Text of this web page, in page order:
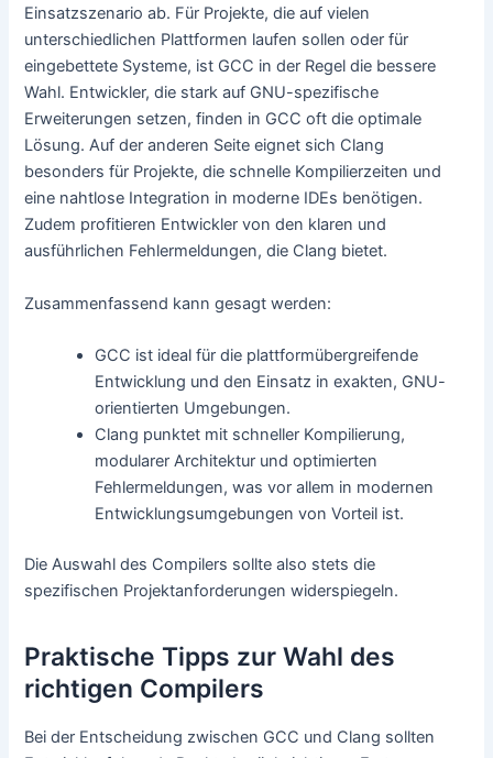
Einsatzszenario ab. Für Projekte, die auf vielen
unterschiedlichen Plattformen laufen sollen oder für
eingebettete Systeme, ist GCC in der Regel die bessere
Wahl. Entwickler, die stark auf GNU-spezifische
Erweiterungen setzen, finden in GCC oft die optimale
Lösung. Auf der anderen Seite eignet sich Clang
besonders für Projekte, die schnelle Kompilierzeiten und
eine nahtlose Integration in moderne IDEs benötigen.
Zudem profitieren Entwickler von den klaren und
ausführlichen Fehlermeldungen, die Clang bietet.
Zusammenfassend kann gesagt werden:
GCC ist ideal für die plattformübergreifende
Entwicklung und den Einsatz in exakten, GNU-
orientierten Umgebungen.
Clang punktet mit schneller Kompilierung,
modularer Architektur und optimierten
Fehlermeldungen, was vor allem in modernen
Entwicklungsumgebungen von Vorteil ist.
Die Auswahl des Compilers sollte also stets die
spezifischen Projektanforderungen widerspiegeln.
Praktische Tipps zur Wahl des
richtigen Compilers
Bei der Entscheidung zwischen GCC und Clang sollten